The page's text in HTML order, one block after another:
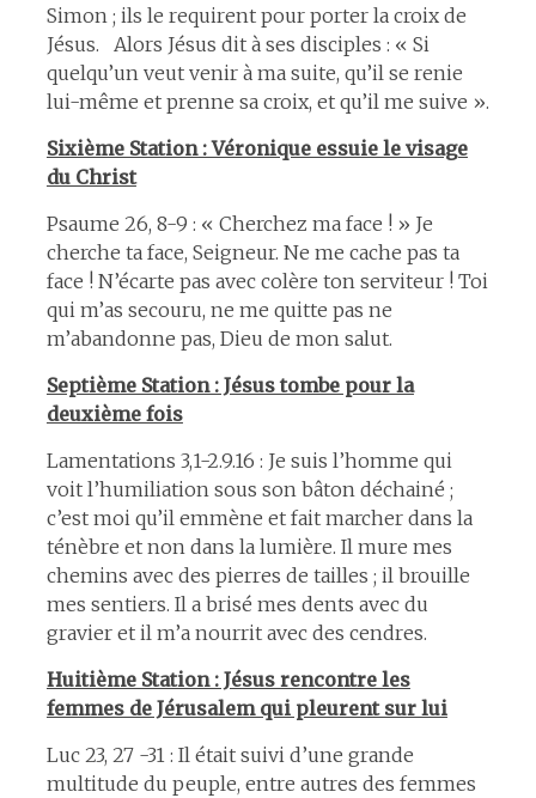
Simon ; ils le requirent pour porter la croix de
Jésus. Alors Jésus dit à ses disciples : « Si
quelqu’un veut venir à ma suite, qu’il se renie
lui-même et prenne sa croix, et qu’il me suive ».
Sixième Station : Véronique essuie le visage
du Christ
Psaume 26, 8-9 : « Cherchez ma face ! » Je
cherche ta face, Seigneur. Ne me cache pas ta
face ! N’écarte pas avec colère ton serviteur ! Toi
qui m’as secouru, ne me quitte pas ne
m’abandonne pas, Dieu de mon salut.
Septième Station : Jésus tombe pour la
deuxième fois
Lamentations 3,1-2.9.16 : Je suis l’homme qui
voit l’humiliation sous son bâton déchainé ;
c’est moi qu’il emmène et fait marcher dans la
ténèbre et non dans la lumière. Il mure mes
chemins avec des pierres de tailles ; il brouille
mes sentiers. Il a brisé mes dents avec du
gravier et il m’a nourrit avec des cendres.
Huitième Station : Jésus rencontre les
femmes de Jérusalem qui pleurent sur lui
Luc 23, 27 -31 : Il était suivi d’une grande
multitude du peuple, entre autres des femmes